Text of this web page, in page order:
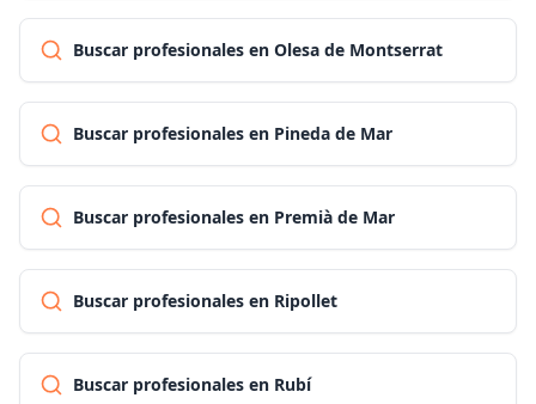
Buscar profesionales en Olesa de Montserrat
Buscar profesionales en Pineda de Mar
Buscar profesionales en Premià de Mar
Buscar profesionales en Ripollet
Buscar profesionales en Rubí